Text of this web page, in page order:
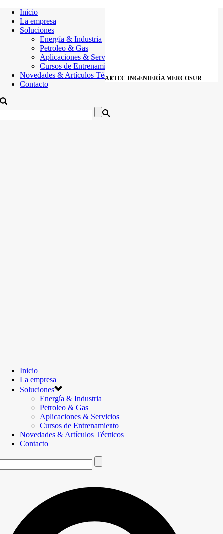
ARTEC INGENIERÍA MERCOSUR
Inicio
La empresa
Soluciones
Energía & Industria
Petroleo & Gas
Aplicaciones & Servicios
Cursos de Entrenamiento
Novedades & Artículos Técnicos
Contacto
Inicio
La empresa
Soluciones
Energía & Industria
Petroleo & Gas
Aplicaciones & Servicios
Cursos de Entrenamiento
Novedades & Artículos Técnicos
Contacto